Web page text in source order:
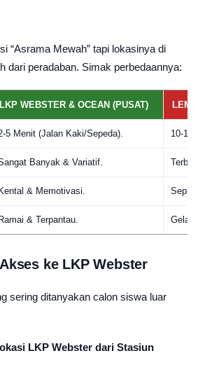
“Asrama Mewah” tapi lokasinya di
dari peradaban. Simak perbedaannya:
LKP WEBSTER & OCEAN (PUSAT)
5 Menit (Jalan Kaki/Sepeda). 10-15
Banyak & Variatif.
Kental & Memotivasi. Sepi
Ramai & Terpantau. Gelap
ke LKP Webster
sering ditanyakan calon siswa luar
LKP Webster dari Stasiun